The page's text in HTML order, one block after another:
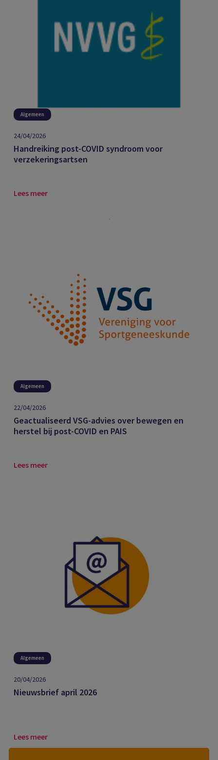
Algemeen
24/04/2026
Handreiking post-COVID syndroom voor
verzekeringsartsen
Lees meer
Algemeen
22/04/2026
Geactualiseerd VSG-advies over bewegen en
herstel bij post-COVID en PAIS
Lees meer
Algemeen
20/04/2026
Nieuwsbrief april 2026
Lees meer